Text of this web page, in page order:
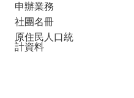
申辦業務
社團名冊
原住民人口統
計資料